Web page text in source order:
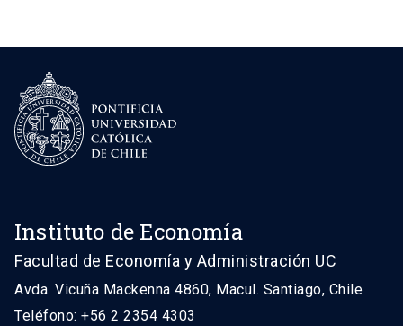
Instituto de Economía
Facultad de Economía y Administración UC
Avda. Vicuña Mackenna 4860, Macul. Santiago, Chile
Teléfono: +56 2 2354 4303